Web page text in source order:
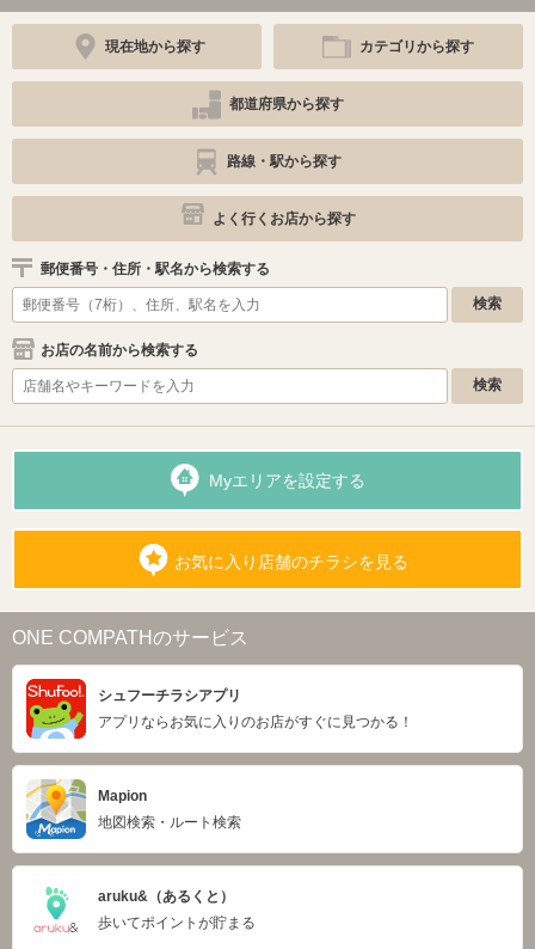
現在地から探す カテゴリから探す
都道府県から探す
路線・駅から探す
よく行くお店から探す
郵便番号・住所・駅名から検索する
お店の名前から検索する
Myエリアを設定する
お気に入り店舗のチラシを見る
ONE COMPATHのサービス
シュフーチラシアプリ
アプリならお気に入りのお店がすぐに見つかる！
Mapion
地図検索・ルート検索
aruku&（あるくと）
歩いてポイントが貯まる